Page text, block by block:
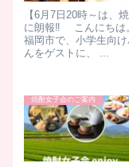
【6月7日20時～は
に朗報‼ こんにちは
福岡市で、小学生向
んをゲストに、 ...
焼酎女子会のご案内